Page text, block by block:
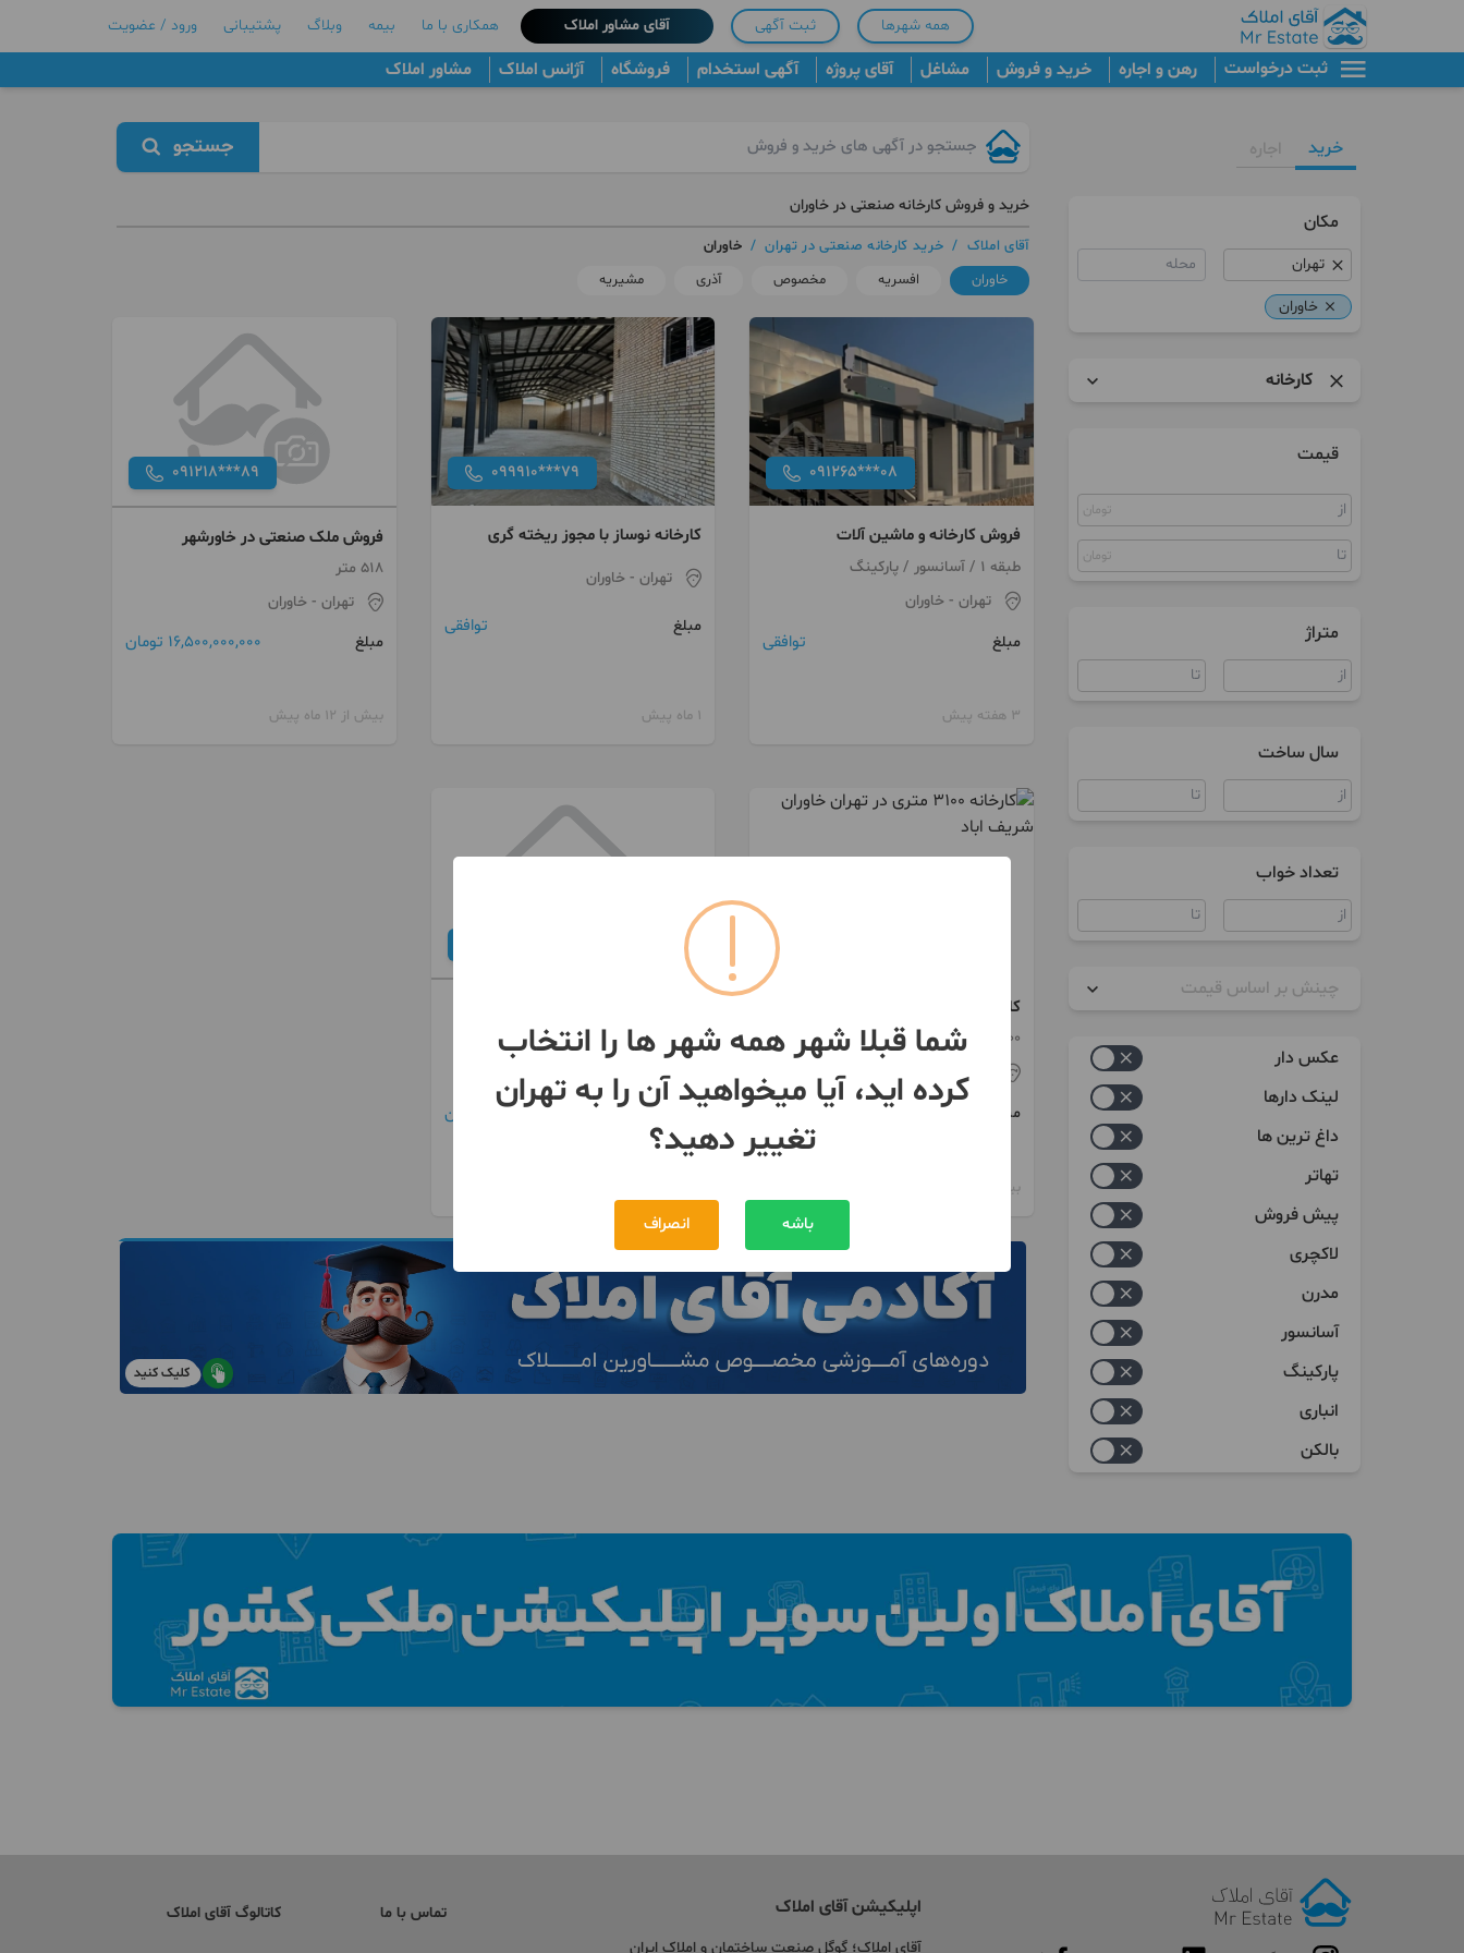
همه شهرها ثبت آگهی آقای مشاور املاک همکاری با ما بیمه وبلاگ پشتیبانی ورود / عضویت
ثبت درخواست رهن و اجاره خرید و فروش مشاغل آقای پروژه آگهی استخدام فروشگاه آژانس املاک مشاور املاک
خرید اجاره
مکان
محله
خاوران
کارخانه
برج
کلنگی
زمین
سند اداری
مغازه
کارگاه
سوله
قیمت
تومان
تومان
متراژ
سال ساخت
تعداد خواب
چینش بر اساس قیمت
عکس دار
لینک دارها
داغ ترین ها
تهاتر
پیش فروش
لاکچری
مدرن
آسانسور
پارکینگ
انباری
بالکن
جستجو
خرید و فروش کارخانه صنعتی در خاوران
آقای املاک / خرید کارخانه صنعتی در تهران / خاوران
خاوران
افسریه مخصوص آذری مشیریه
091265***08
فروش کارخانه و ماشین آلات
طبقه 1 / آسانسور / پارکینگ
تهران - خاوران
مبلغ
توافقی
3 هفته پیش
099910***79
کارخانه نوساز با مجوز ریخته گری
تهران- خاوران
مبلغ توافقی
1 ماه پیش
091218***89
فروش ملک صنعتی در خاورشهر
518 متر
تهران - خاوران
مبلغ
16,500,000,000 تومان
بیش از 12 ماه پیش
شریف اباد
3100 متر
تهران
مبلغ
20,000,000,000 تومان
بیش از 12 ماه پیش
2000 متر
تهران
- خاوران
مبلغ
6,000,000,000 تومان
کلیک کنید
اپلیکیشن آقای املاک
آقای املاک؛ گوگل صنعت ساختمان و املاک ایران
تماس با ما کاتالوگ آقای املاک
شما قبلا شهر همه شهر ها را انتخاب
کرده اید، آیا میخواهید آن را به تهران
تغییر دهید؟
باشه انصراف